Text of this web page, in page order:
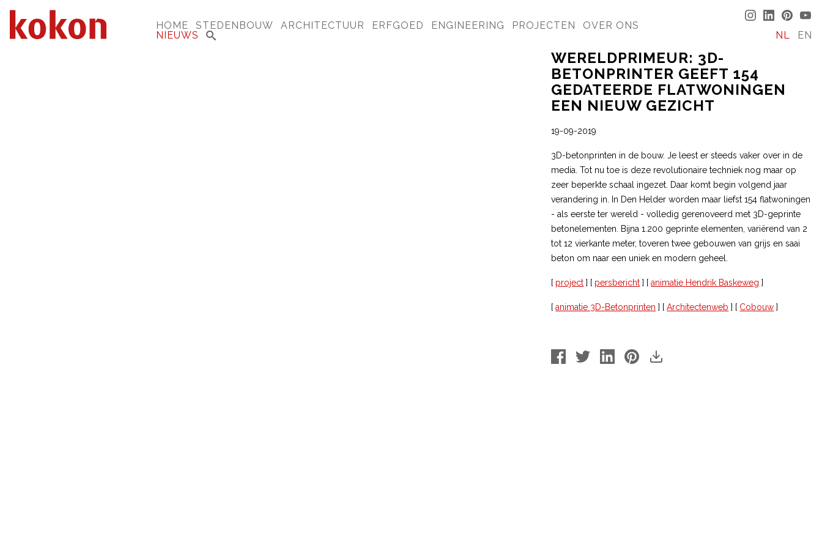
HOME STEDENBOUW ARCHITECTUUR ERFGOED ENGINEERING PROJECTEN
OVER ONS
NIEUWS
NL EN
WERELDPRIMEUR: 3D-
BETONPRINTER GEEFT 154
GEDATEERDE FLATWONINGEN
EEN NIEUW GEZICHT
19-09-2019
3D-betonprinten in de bouw. Je leest er steeds vaker over in de
media. Tot nu toe is deze revolutionaire techniek nog maar op
zeer beperkte schaal ingezet. Daar komt begin volgend jaar
verandering in. In Den Helder worden maar liefst 154 flatwoningen
- als eerste ter wereld - volledig gerenoveerd met 3D-geprinte
betonelementen. Bijna 1.200 geprinte elementen, variërend van 2
tot 12 vierkante meter, toveren twee gebouwen van grijs en saai
beton om naar een uniek en modern geheel.
[ project ] [ persbericht ] [animatie Hendrik Baskeweg ]
[animatie 3D-Betonprinten ] [Architectenweb ] [ Cobouw ]